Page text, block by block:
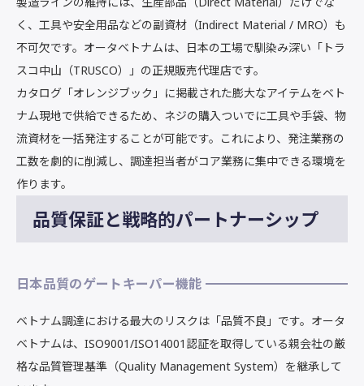
く、工具や安全用品などの副資材（Indirect Material / MRO）も
不可欠です。オータベトナムは、日本の工場で馴染み深い「トラ
スコ中山（TRUSCO）」の正規販売代理店です。
カタログ「オレンジブック」に掲載された膨大なアイテムをベト
ナム現地で供給できるため、ネジの購入ついでに工具や手袋、物
流資材を一括発注することが可能です。これにより、発注業務の
工数を劇的に削減し、調達担当者がコア業務に集中できる環境を
作ります。
品質保証と戦略的パートナーシップ
日本品質のゲートキーパー機能
ベトナム調達における最大のリスクは「品質不良」です。オータ
ベトナムは、ISO9001/ISO14001認証を取得している親会社の厳
格な品質管理基準（Quality Management System）を継承して